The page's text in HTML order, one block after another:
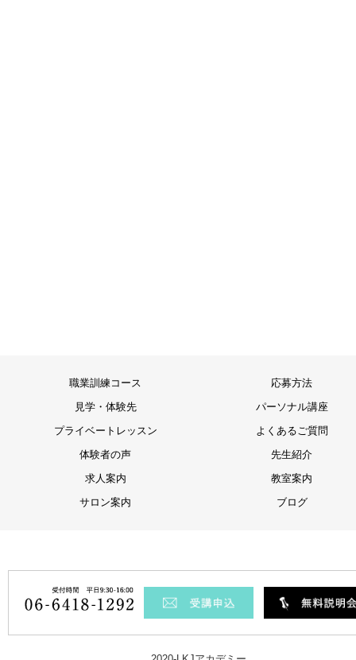
職業訓練コース
応募方法
見学・体験先
パーソナル講座
プライベートレッスン
よくあるご質問
体験者の声
先生紹介
求人案内
教室案内
サロン案内
ブログ